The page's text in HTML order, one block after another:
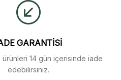
GARANTİSİ
ürünleri 14 gün içerisinde iade
edebilirsiniz.